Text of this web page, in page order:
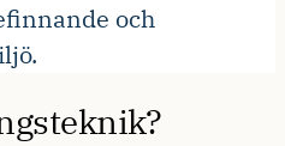
och